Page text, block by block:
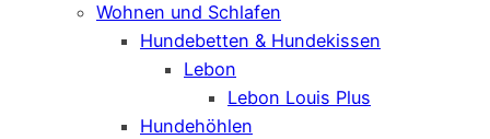
Wohnen und Schlafen
Hundebetten & Hundekissen
Lebon
Lebon Louis Plus
Hundehöhlen